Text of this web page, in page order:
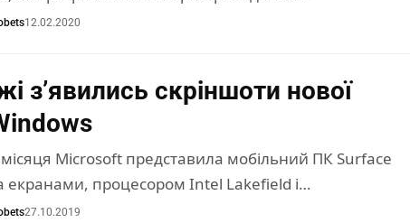
12.02.2020
з’явились скріншоти нової
Microsoft представила мобільний ПК Surface
екранами, процесором Intel Lakefield і…
27.10.2019